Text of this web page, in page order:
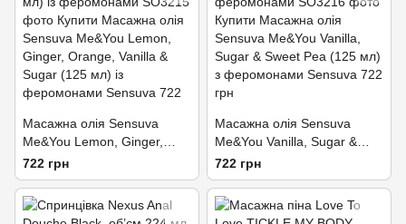
Масажна олія Sensuva
Me&You Lemon, Ginger,
Orange, Vanilla & Sugar (125
мл) із феромонами
722 грн
Масажна олія Sensuva
Me&You Vanilla, Sugar &
Sweet Pea (125 мл) з
феромонами
722 грн